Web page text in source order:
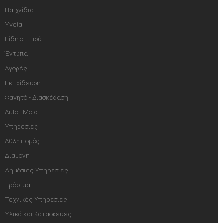
Παιχνίδια
Υγεία
Είδη σπιτιού
Έντυπα
Αγορές
Εκπαίδευση
Φαγητό - Διασκέδαση
Auto - Moto
Υπηρεσίες
Αθλητισμός
Διαμονή
Δημόσιες Υπηρεσίες
Τρόφιμα
Τεχνικές Υπηρεσίες
Υλικά και Κατασκευές